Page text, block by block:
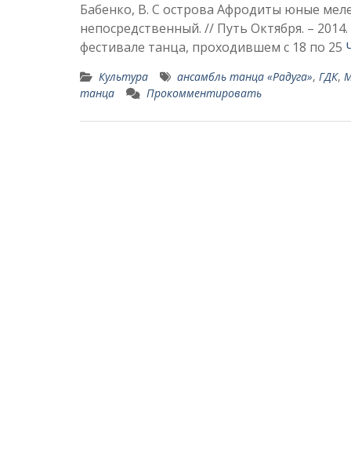
Бабенко, В. С острова Афродиты юные
непосредственный. // Путь Октября. –
фестивале танца, проходившем с 18 по 25
Культура ансамбль танца «Радуга», ГДК,
танца
Прокомментировать